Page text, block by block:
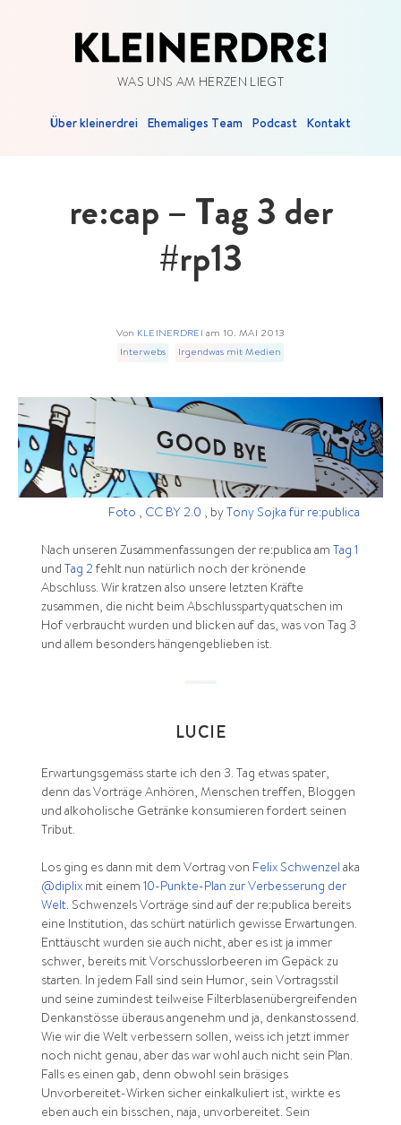
WAS UNS AM HERZEN LIEGT
Über kleinerdrei Ehemaliges Team Podcast Kontakt
re:cap – Tag 3 der
#rp13
Von KLEINERDREI am 10. MAI 2013
Interwebs
Irgendwas mit Medien
Foto , CC BY 2.0 , by Tony Sojka für re:publica
Nach unseren Zusammenfassungen der re:publica am Tag 1
und Tag 2 fehlt nun natürlich noch der krönende
Abschluss. Wir kratzen also unsere letzten Kräfte
zusammen, die nicht beim Abschlusspartyquatschen im
Hof verbraucht wurden und blicken auf das, was von Tag 3
und allem besonders hängengeblieben ist.
LUCIE
Erwartungsgemäss starte ich den 3. Tag etwas spater,
denn das Vorträge Anhören, Menschen treffen, Bloggen
und alkoholische Getränke konsumieren fordert seinen
Tribut.
Los ging es dann mit dem Vortrag von Felix Schwenzel aka
@diplixmit einem 10-Punkte-Plan zur Verbesserung der
Welt. Schwenzels Vorträge sind auf der re:publica bereits
eine Institution, das schürt natürlich gewisse Erwartungen.
Enttäuscht wurden sie auch nicht, aber es ist ja immer
schwer, bereits mit Vorschusslorbeeren im Gepäck zu
starten. In jedem Fall sind sein Humor, sein Vortragsstil
und seine zumindest teilweise Filterblasenübergreifenden
Denkanstösse überaus angenehm und ja, denkanstossend.
Wie wir die Welt verbessern sollen, weiss ich jetzt immer
noch nicht genau, aber das war wohl auch nicht sein Plan.
Falls es einen gab, denn obwohl sein bräsiges
Unvorbereitet-Wirken sicher einkalkuliert ist, wirkte es
eben auch ein bisschen, naja, unvorbereitet. Sein